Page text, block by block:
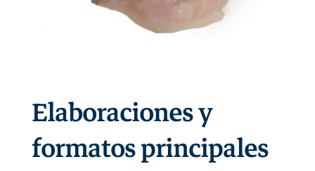
Elaboraciones y
formatos principales